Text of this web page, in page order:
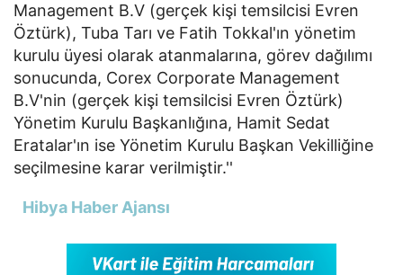
Management B.V (gerçek kişi temsilcisi Evren
Öztürk), Tuba Tarı ve Fatih Tokkal'ın yönetim
kurulu üyesi olarak atanmalarına, görev dağılımı
sonucunda, Corex Corporate Management
B.V'nin (gerçek kişi temsilcisi Evren Öztürk)
Yönetim Kurulu Başkanlığına, Hamit Sedat
Eratalar'ın ise Yönetim Kurulu Başkan Vekilliğine
seçilmesine karar verilmiştir.''
Hibya Haber Ajansı